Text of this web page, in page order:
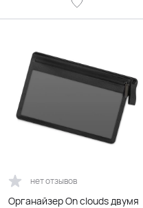
нет отзывов
Органайзер On clouds двумя